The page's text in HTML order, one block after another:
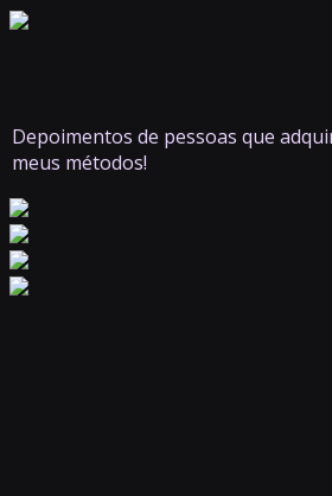
Depoimentos de pessoas que
meus métodos!